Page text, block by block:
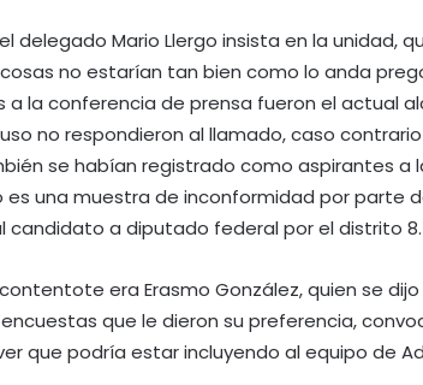
delegado Mario Llergo insista en la unidad,
no estarían tan bien como lo anda
a la conferencia de prensa fueron el actual
no respondieron al llamado, caso
se habían registrado como aspirantes a
una muestra de inconformidad por parte
candidato a diputado federal por el distrito 8.
era Erasmo González, quien se
que le dieron su preferencia,
que podría estar incluyendo al equipo de